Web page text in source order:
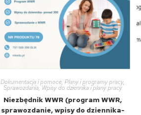
Dokumentacja i pomoce,Plany i programy pracy,
Sprawozdania,Wpisy do dziennika i plany pracy
Niezbędnik WWR (program WWR,
sprawozdanie, wpisy do dziennika-